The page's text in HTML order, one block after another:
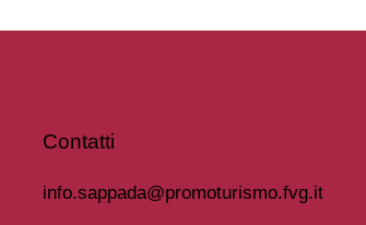
Contatti
info.sappada@promoturismo.fvg.it